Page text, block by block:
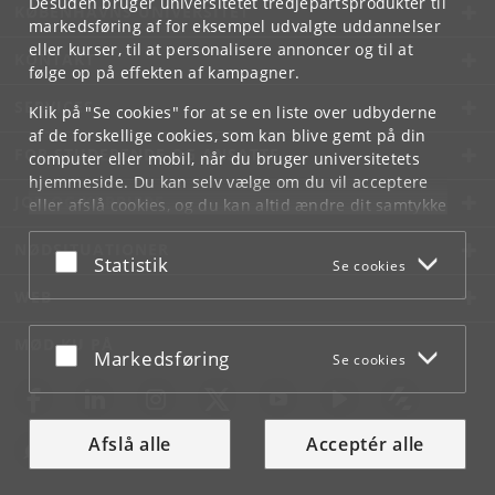
markedsføring af for eksempel udvalgte uddannelser
eller kurser, til at personalisere annoncer og til at
følge op på effekten af kampagner.
Klik på "Se cookies" for at se en liste over udbyderne
af de forskellige cookies, som kan blive gemt på din
computer eller mobil, når du bruger universitetets
hjemmeside. Du kan selv vælge om du vil acceptere
eller afslå cookies, og du kan altid ændre dit samtykke
underCookie- og privatlivspolitiksom du finder i
bunden af hver side.
Acceptér eller afslå
Statistik Se cookies
Acceptér eller afslå
Markedsføring Se cookies
Afslå alle Acceptér alle
KØBENHAVNS UNIVERSITET
KONTAKT
SERVICES
FOR STUDERENDE OG ANSATTE
JOB OG KARRIERE
NØDSITUATIONER
WEB
MØD KU PÅ